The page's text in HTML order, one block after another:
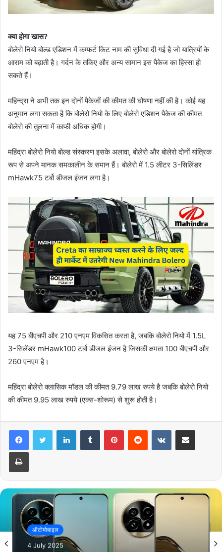
क्या होगा खास?
बोलेरो नियो बोल्ड एडिशन में कम्फर्ट किट नाम की सुविधा दी गई है जो यात्रियों के
आराम को बढ़ाती है। गर्दन के तकिए और अन्य सामान इस पैकेज का हिस्सा हो
सकते हैं।
महिन्द्रा ने अभी तक इन दोनों पैकेजों की कीमत की घोषणा नहीं की है। कोई यह
अनुमान लगा सकता है कि बोलेरो नियो के लिए बोलेरो एडिशन पैकेज की कीमत
बोलेरो की तुलना में काफी अधिक होगी।
महिंद्रा बोलेरो नियो बोल्ड संस्करण इसके अलावा, बोलेरो और बोलेरो दोनों यांत्रिक
रूप से अपने मानक समकालीन के समान हैं। बोलेरो में 1.5 लीटर 3-सिलिंडर
mHawk75 टर्बो डीजल इंजन लगा है।
यह 75 बीएचपी और 210 एनएम विकसित करता है, जबकि बोलेरो नियो में 1.5L
3-सिलेंडर mHawk100 टर्बो डीजल इंजन है जिसकी क्षमता 100 बीएचपी और
260 एनएम है।
महिंद्रा बोलेरो क्लासिक मॉडल की कीमत 9.79 लाख रुपये है जबकि बोलेरो नियो
की कीमत 9.95 लाख रुपये (एक्स-शोरूम) से शुरू होती है।
ऑटोमोबाइल
1 July 2025